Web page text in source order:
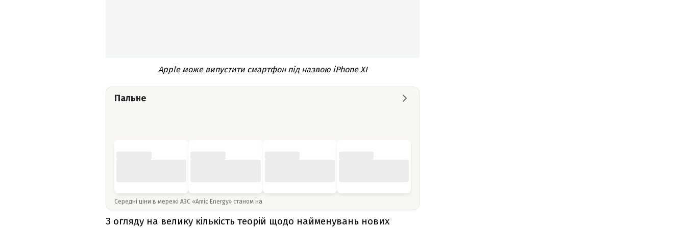
Apple може випустити смартфон під назвою iPhone XI
Пальне
Середні ціни в мережі АЗС «Amic Energy» станом на
З огляду на велику кількість теорій щодо найменувань нових